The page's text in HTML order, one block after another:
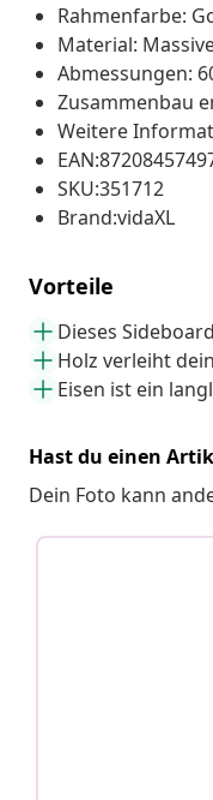
Rahmenfarbe:
Material:
Abmessungen:
Zusammenbau
Weitere
SKU:351712
Brand:vidaXL
Vorteile
Dieses
Holz verleiht
Eisen ist ein
Hast du einen
Dein Foto kann